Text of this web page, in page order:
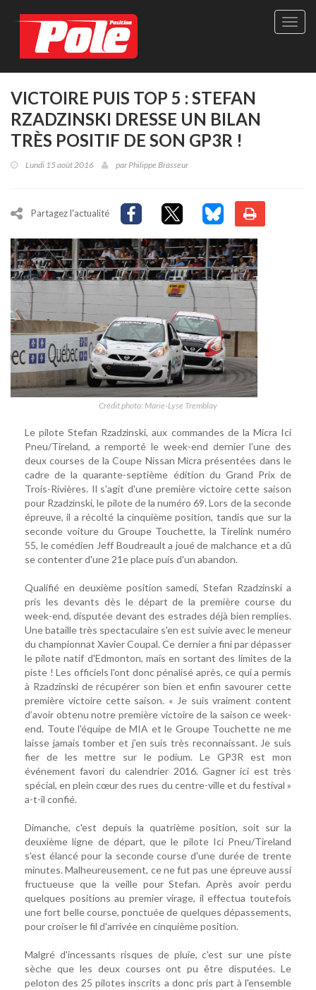
Site
VICTOIRE PUIS TOP 5 : STEFAN
RZADZINSKI DRESSE UN BILAN
TRÈS POSITIF DE SON GP3R !
Lundi 15 août 2016 parPhilippe Brasseur
Partagez l'actualité
Crédit photo: Marie-Lyse Tremblay
Le pilote Stefan Rzadzinski, aux commandes de la Micra Ici
Pneu/Tireland, a remporté le week-end dernier l'une des
deux courses de la Coupe Nissan Micra présentées dans le
cadre de la quarante-septième édition du Grand Prix de
Trois-Rivières. Il s'agit d'une première victoire cette saison
pour Rzadzinski, le pilote de la numéro 69. Lors de la seconde
épreuve, il a récolté la cinquième position, tandis que sur la
seconde voiture du Groupe Touchette, la Tirelink numéro
55, le comédien Jeff Boudreault a joué de malchance et a dû
se contenter d'une 21e place puis d'un abandon.
Qualifié en deuxième position samedi, Stefan Rzadzinski a
pris les devants dès le départ de la première course du
week-end, disputée devant des estrades déjà bien remplies.
Une bataille très spectaculaire s'en est suivie avec le meneur
du championnat Xavier Coupal. Ce dernier a fini par dépasser
le pilote natif d'Edmonton, mais en sortant des limites de la
piste ! Les officiels l'ont donc pénalisé après, ce qui a permis
à Rzadzinski de récupérer son bien et enfin savourer cette
première victoire cette saison. « Je suis vraiment content
d’avoir obtenu notre première victoire de la saison ce week-
end. Toute l'équipe de MIA et le Groupe Touchette ne me
laisse jamais tomber et j’en suis très reconnaissant. Je suis
fier de les mettre sur le podium. Le GP3R est mon
événement favori du calendrier 2016. Gagner ici est très
spécial, en plein cœur des rues du centre-ville et du festival »
a-t-il confié.
Dimanche, c'est depuis la quatrième position, soit sur la
deuxième ligne de départ, que le pilote Ici Pneu/Tireland
s'est élancé pour la seconde course d'une durée de trente
minutes. Malheureusement, ce ne fut pas une épreuve aussi
fructueuse que la veille pour Stefan. Après avoir perdu
quelques positions au premier virage, il effectua toutefois
une fort belle course, ponctuée de quelques dépassements,
pour croiser le fil d'arrivée en cinquième position.
Malgré d'incessants risques de pluie, c'est sur une piste
sèche que les deux courses ont pu être disputées. Le
peloton des 25 pilotes inscrits a donc pris part à l'ensemble